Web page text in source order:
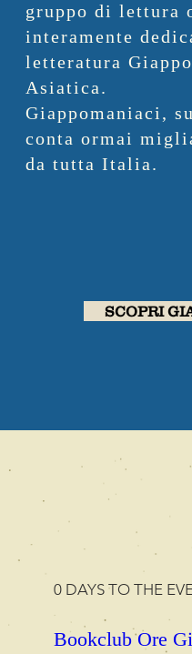
gruppo di lettura
interamente
letteratura
Asiatica.
Giappomaniaci,
conta ormai
da tutta Italia.
SCOPRI
0 DAYS TO THE
Bookclub Ore